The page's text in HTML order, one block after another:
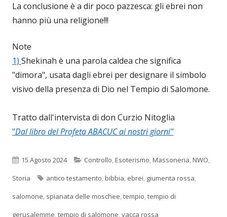
La conclusione è a dir poco pazzesca: gli ebrei non
hanno più una religione!!!
Note
1) Shekinah è una parola caldea che significa
"dimora", usata dagli ebrei per designare il simbolo
visivo della presenza di Dio nel Tempio di Salomone.
Tratto dall'intervista di don Curzio Nitoglia
"Dal libro del Profeta ABACUC ai nostri giorni"
Pubblicato
15 Agosto 2024 Categorie
Controllo,Esoterismo,Massoneria,NWO,
Storia
Tag
antico testamento,bibbia, ebrei, giumenta rossa,
salomone, spianata delle moschee,tempio,tempio di
gerusalemme,tempio di salomone,vacca rossa